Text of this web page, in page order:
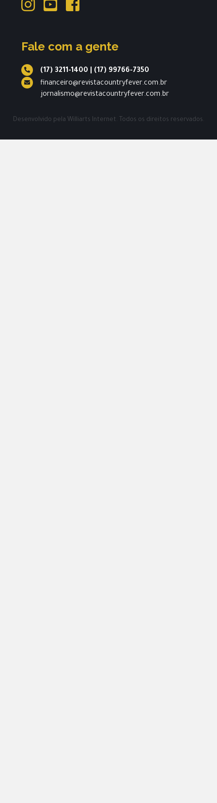
Fale com a gente
(17) 3211-1400
(17) 99766-7350
financeiro@revistacountryfever.com.br
jornalismo@revistacountryfever.com.br
Desenvolvido pela Williarts Internet. Todos os direitos reservados.